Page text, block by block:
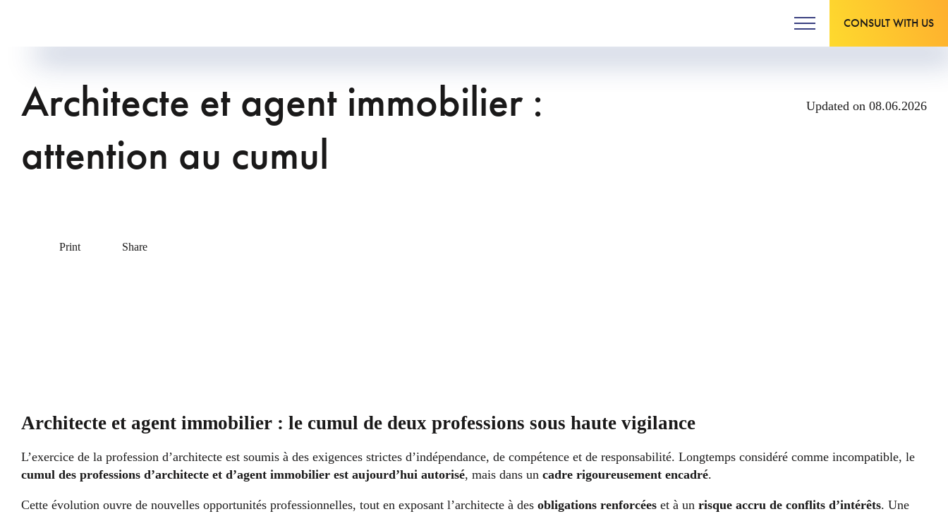
CONSULT WITH US
Architecte et agent immobilier :
attention au cumul
Updated on 08.06.2026
Print Share
Architecte et agent immobilier : le cumul de deux professions sous haute vigilance
L’exercice de la profession d’architecte est soumis à des exigences strictes d’indépendance, de compétence et de responsabilité. Longtemps considéré comme incompatible, le
cumul des professions d’architecte et d’agent immobilier est aujourd’hui autorisé, mais dans un cadre rigoureusement encadré.
Cette évolution ouvre de nouvelles opportunités professionnelles, tout en exposant l’architecte à des obligations renforcées et à un risque accru de conflits d’intérêts. Une